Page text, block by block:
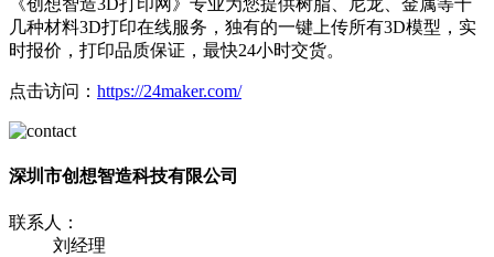
《创想智造3D打印网》专业为您提供树脂、尼龙、金属等十
几种材料3D打印在线服务，独有的一键上传所有3D模型，实
时报价，打印品质保证，最快24小时交货。
点击访问： https://24maker.com/
深圳市创想智造科技有限公司
联系人：
刘经理